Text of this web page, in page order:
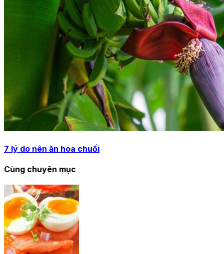
7 lý do nên ăn hoa chuối
Cùng chuyên mục